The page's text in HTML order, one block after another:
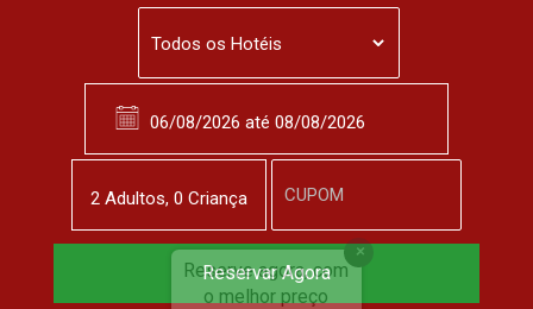
2 Adultos, 0 Criança
Reserve agora, com
o melhor preço
Reservar Agora